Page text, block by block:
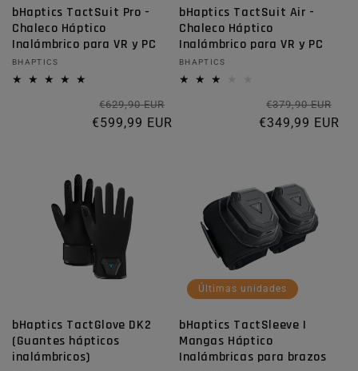
bHaptics TactSuit Pro -
Chaleco Háptico
Inalámbrico para VR y PC
Proveedor:
BHAPTICS
Precio habitual
€629,90 EUR
Precio de oferta
€599,99 EUR
bHaptics TactSuit Air -
Chaleco Háptico
Inalámbrico para VR y PC
Proveedor:
BHAPTICS
€379,90 EUR
€349,99 EUR
bHaptics TactGlove DK2
(Guantes hápticos
inalámbricos)
Últimas unidades
bHaptics TactSleeve |
Mangas Háptico
Inalámbricas para brazos